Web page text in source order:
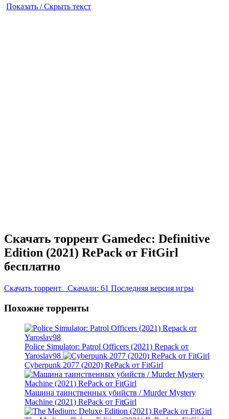
Показать / Скрыть текст
Скачать торрент Gamedec: Definitive
Edition (2021) RePack от FitGirl
бесплатно
Скачать торрент Скачали: 61 Последняя версия игры
Похожие торренты
Police Simulator: Patrol Officers (2021) Repack от
Yaroslav98
Cyberpunk 2077 (2020) RePack от FitGirl
Машина таинственных убийств / Murder Mystery
Machine (2021) RePack от FitGirl